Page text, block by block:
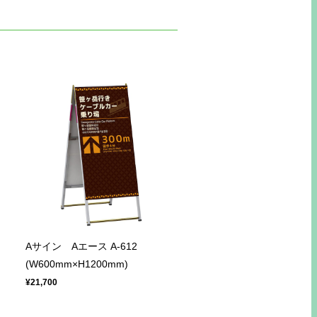
Aサイン Aエース A-612
(W600mm×H1200mm)
¥21,700